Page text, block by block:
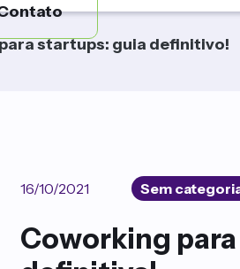
startups: guia definitivo!
16/10/2021 Sem
Coworking